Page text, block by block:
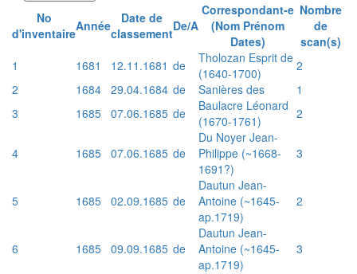
No
d'inventaireAnnée
Date de
classementDe/A
Correspondant-e
(Nom Prénom
Dates)
Nombre
de
scan(s)
1
1681 12.11.1681 de
Tholozan Esprit de
(1640-1700)
2
2
1684 29.04.1684 de Sanières des
1
3
1685 07.06.1685 de
Baulacre Léonard
(1670-1761)
2
4 1685 07.06.1685 de
Du Noyer Jean-
Philippe (~1668-
1691?)
3
5 1685 02.09.1685 de
Dautun Jean-
Antoine (~1645-
ap.1719)
2
6 1685 09.09.1685 de
Dautun Jean-
Antoine (~1645-
ap.1719)
3